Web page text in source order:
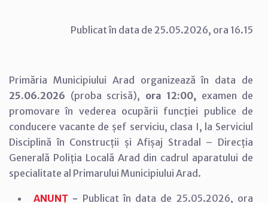
Publicat în data de 25.05.2026, ora 16.15
Primăria Municipiului Arad organizează în data de
25.06.2026 (proba scrisă), ora 12:00, examen de
promovare în vederea ocupării funcţiei publice de
conducere vacante de șef serviciu, clasa I, la Serviciul
Disciplină în Construcții și Afișaj Stradal – Direcția
Generală Poliția Locală Arad din cadrul aparatului de
specialitate al Primarului Municipiului Arad.
ANUNȚ- Publicat în data de 25.05.2026, ora